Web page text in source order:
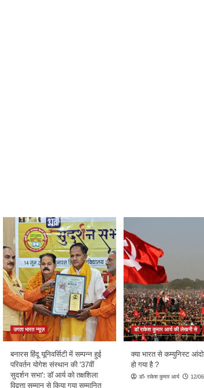
उगता भारत न्यूज़
बनारस हिंदू यूनिवर्सिटी में सम्पन्न हुई
परिवर्तन योगेश संस्थान की ’37वीं
सुदर्शन सभा’: डॉ आर्य को तक्षशिला
विद्वत्ता सम्मान से किया गया सम्मानित
डॉ राकेश कुमार आर्य की लेखनी से
क्या भारत से कम्युनिस्ट
हो गया है ?
डॉ॰ राकेश कुमार आर्य 12/